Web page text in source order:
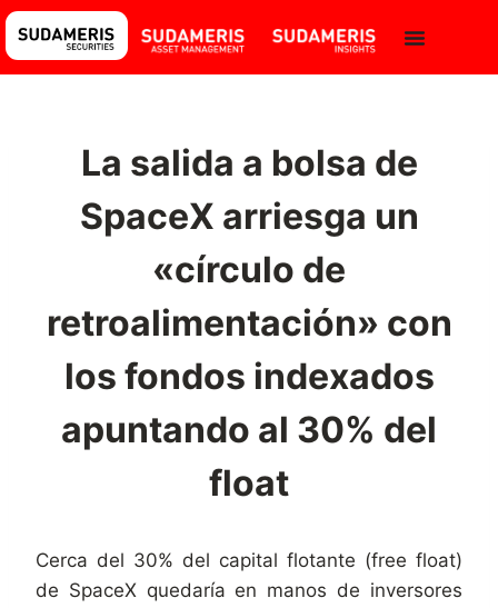
La salida a bolsa de
SpaceX arriesga un
«círculo de
retroalimentación» con
los fondos indexados
apuntando al 30% del
float
Cerca del 30% del capital flotante (free float)
de SpaceX quedaría en manos de inversores